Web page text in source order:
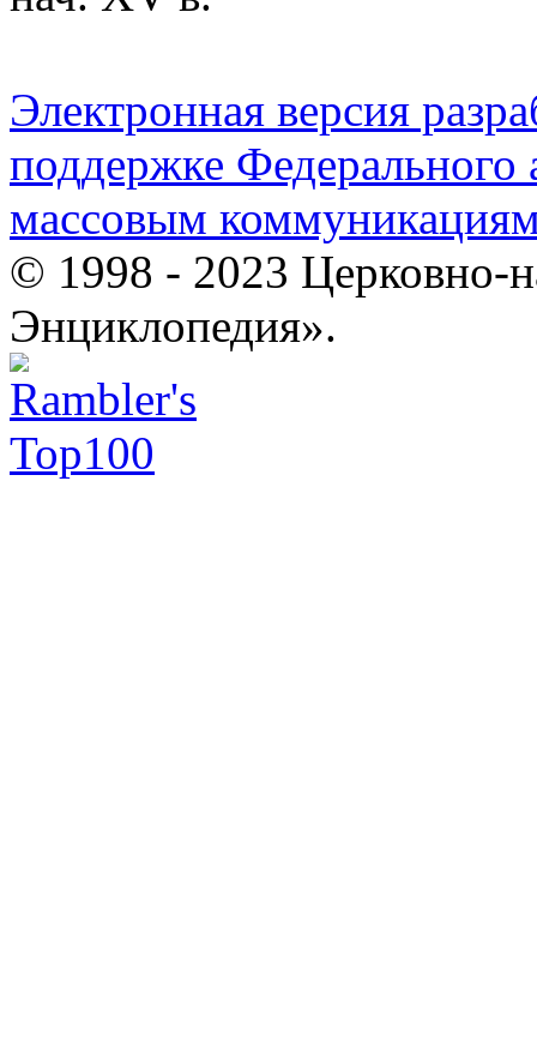
Электронная версия
поддержке Федерального
массовым
© 1998 - 2023 Церковно-
Энциклопедия».